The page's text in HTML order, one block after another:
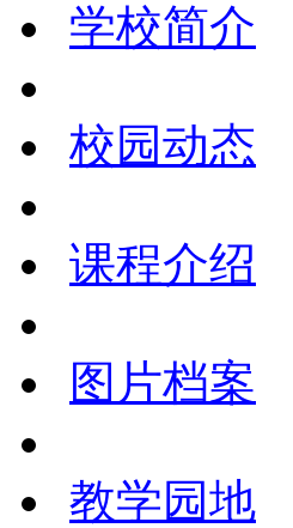
学校简介
校园动态
课程介绍
图片档案
教学园地